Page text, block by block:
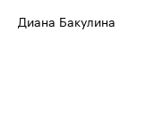
Диана Бакулина